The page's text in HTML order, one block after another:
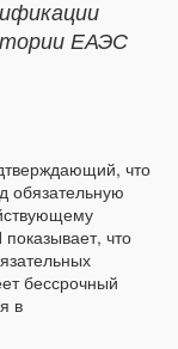
ЕАЭС
что
обязательную
что
бессрочный
в